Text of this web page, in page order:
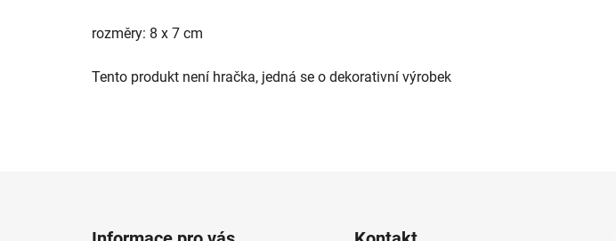
rozměry: 8 x 7 cm
Tento produkt není hračka, jedná se o dekorativní výrobek